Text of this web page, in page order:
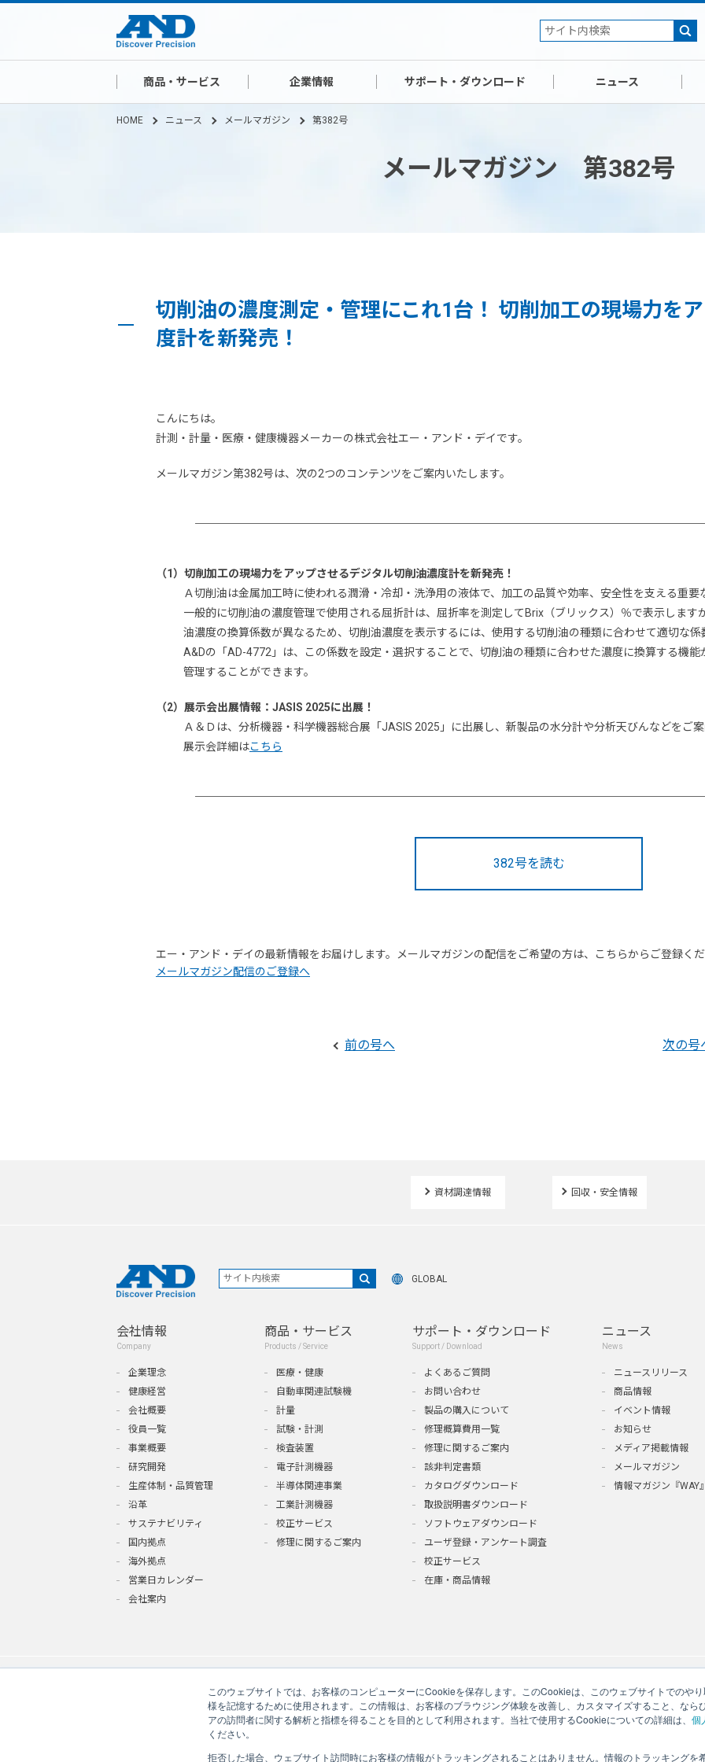
このウェブサイトでは、お客様のコンピューターにCookieを保存します。このCookieは、このウェブサイトでのや
様を記憶するために使用されます。この情報は、お客様のブラウジング体験を改善し、カスタマイズすること、なら
アの訪問者に関する解析と指標を得ることを目的として利用されます。当社で使用するCookieについての詳細は、 個
ください。
拒否した場合、ウェブサイト訪問時にお客様の情報がトラッキングされることはありません。情報のトラッキングを
商品・サービス 企業情報 サポート・ダウンロード ニュース
HOME ニュース メールマガジン 第382号
メールマガジン 第382号
切削油の濃度測定・管理にこれ1台！ 切削加工の現場力を
度計を新発売！
こんにちは。
計測・計量・医療・健康機器メーカーの株式会社エー・アンド・デイです。
メールマガジン第382号は、次の2つのコンテンツをご案内いたします。
（1）切削加工の現場力をアップさせるデジタル切削油濃度計を新発売！
Ａ切削油は金属加工時に使われる潤滑・冷却・洗浄用の液体で、加工の品質や効率、安全性を支える重要
一般的に切削油の濃度管理で使用される屈折計は、屈折率を測定してBrix（ブリックス）％で表示します
油濃度の換算係数が異なるため、切削油濃度を表示するには、使用する切削油の種類に合わせて適切な係
A&Dの「AD-4772」は、この係数を設定・選択することで、切削油の種類に合わせた濃度に換算する機能
管理することができます。
（2）展示会出展情報：JASIS 2025に出展！
Ａ＆Ｄは、分析機器・科学機器総合展「JASIS 2025」に出展し、新製品の水分計や分析天びんなどをご案
展示会詳細はこちら
382号を読む
エー・アンド・デイの最新情報をお届けします。メールマガジンの配信をご希望の方は、こちらからご登録くだ
メールマガジン配信のご登録へ
前の号へ 次の号
資材調達情報 回収・安全情報
GLOBAL
会社情報
Company
企業理念
健康経営
会社概要
役員一覧
事業概要
研究開発
生産体制・品質管理
沿革
サステナビリティ
国内拠点
海外拠点
営業日カレンダー
会社案内
商品・サービス
Products / Service
医療・健康
自動車関連試験機
計量
試験・計測
検査装置
電子計測機器
半導体関連事業
工業計測機器
校正サービス
修理に関するご案内
サポート・ダウンロード
Support / Download
よくあるご質問
お問い合わせ
製品の購入について
修理概算費用一覧
修理に関するご案内
該非判定書類
カタログダウンロード
取扱説明書ダウンロード
ソフトウェアダウンロード
ユーザ登録・アンケート調査
校正サービス
在庫・商品情報
ニュース
News
ニュースリリース
商品情報
イベント情報
お知らせ
メディア掲載情報
メールマガジン
情報マガジン『WAY』